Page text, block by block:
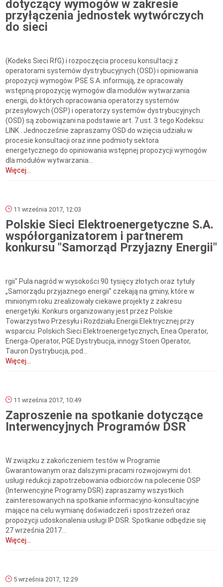
dotyczący wymogów w zakresie
przyłączenia jednostek wytwórczych
do sieci
(Kodeks Sieci RfG) i rozpoczęcia procesu konsultacji z
operatorami systemów dystrybucyjnych (OSD) i opiniowania
propozycji wymogów. PSE S.A. informują, że opracowały
wstępną propozycję wymogów dla modułów wytwarzania
energii, do których opracowania operatorzy systemów
przesyłowych (OSP) i operatorzy systemów dystrybucyjnych
(OSD) są zobowiązani na podstawie art. 7 ust. 3 tego Kodeksu:
LINK . Jednocześnie zapraszamy OSD do wzięcia udziału w
procesie konsultacji oraz inne podmioty sektora
energetycznego do opiniowania wstępnej propozycji wymogów
dla modułów wytwarzania...
Więcej...
11 września 2017, 12:03
Polskie Sieci Elektroenergetyczne S.A.
współorganizatorem i partnerem
konkursu "Samorząd Przyjazny Energii"
rgii" Pula nagród w wysokości 90 tysięcy złotych oraz tytuły
„Samorządu przyjaznego energii” czekają na gminy, które w
minionym roku zrealizowały ciekawe projekty z zakresu
energetyki. Konkurs organizowany jest przez Polskie
Towarzystwo Przesyłu i Rozdziału Energii Elektrycznej przy
wsparciu: Polskich Sieci Elektroenergetycznych, Enea Operator,
Energa-Operator, PGE Dystrybucja, innogy Stoen Operator,
Tauron Dystrybucja, pod...
Więcej...
11 września 2017, 10:49
Zaproszenie na spotkanie dotyczące
Interwencyjnych Programów DSR
W związku z zakończeniem testów w Programie
Gwarantowanym oraz dalszymi pracami rozwojowymi dot.
usługi redukcji zapotrzebowania odbiorców na polecenie OSP
(Interwencyjne Programy DSR) zapraszamy wszystkich
zainteresowanych na spotkanie informacyjno-konsultacyjne
mające na celu wymianę doświadczeń i spostrzeżeń oraz
propozycji udoskonalenia usługi IP DSR. Spotkanie odbędzie się
27 września 2017...
Więcej...
5 września 2017, 12:29